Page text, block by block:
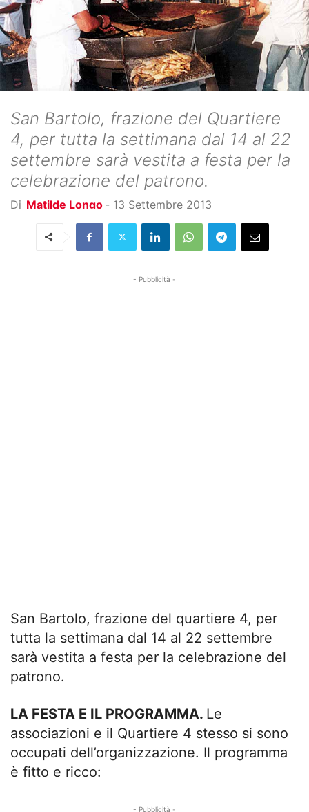
San Bartolo, frazione del Quartiere
4, per tutta la settimana dal 14 al 22
settembre sarà vestita a festa per la
celebrazione del patrono.
Di Matilde Longo - 13 Settembre 2013
- Pubblicità -
San Bartolo, frazione del quartiere 4, per
tutta la settimana dal 14 al 22 settembre
sarà vestita a festa per la celebrazione del
patrono.
LA FESTA E IL PROGRAMMA. Le
associazioni e il Quartiere 4 stesso si sono
occupati dell’organizzazione. Il programma
è fitto e ricco:
- Pubblicità -